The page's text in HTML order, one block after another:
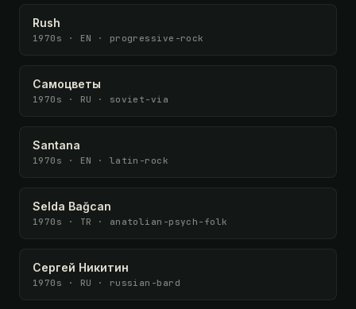
Rush
1970s · EN · progressive-rock
Самоцветы
1970s · RU · soviet-via
Santana
1970s · EN · latin-rock
Selda Bağcan
1970s · TR · anatolian-psych-folk
Сергей Никитин
1970s · RU · russian-bard